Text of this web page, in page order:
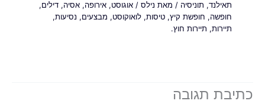
תאילנד, תוניסיה / מאת נילס/אוגוסט,אירופה,אסיה,דילים,
חופשה, חופשת קיץ,טיסות,לואוקוסט, מבצעים, נסיעות,
תיירות, תיירות חוץ.
כתיבת תגובה